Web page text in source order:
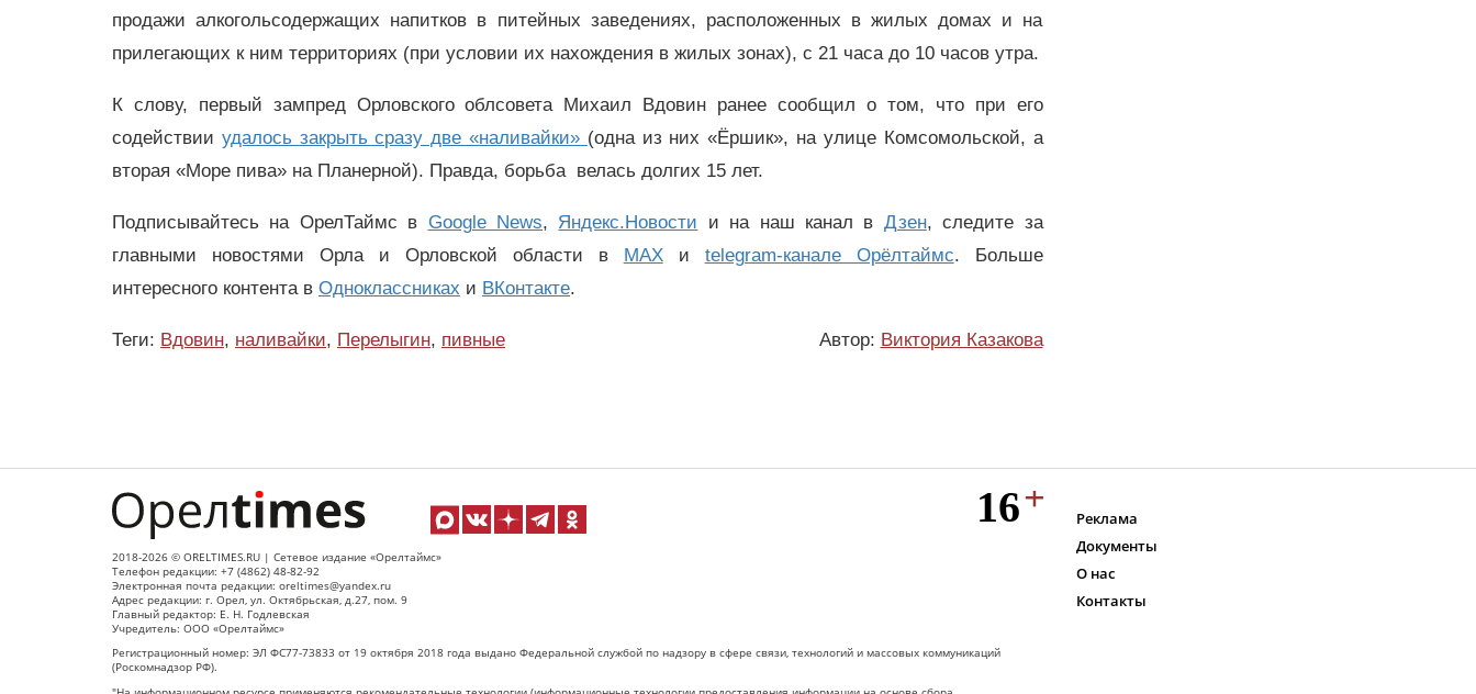
продажи алкогольсодержащих напитков в питейных заведениях, расположенных в жилых домах и на
прилегающих к ним территориях (при условии их нахождения в жилых зонах), с 21 часа до 10 часов утра.
К слову, первый зампред Орловского облсовета Михаил Вдовин ранее сообщил о том, что при его
содействии удалось закрыть сразу две «наливайки» (одна из них «Ёршик», на улице Комсомольской, а
вторая «Море пива» на Планерной). Правда, борьба велась долгих 15 лет.
Подписывайтесь на ОрелТаймс в Google News, Яндекс.Новости и на наш канал в Дзен, следите за
главными новостями Орла и Орловской области в MAXи telegram-канале Орёлтаймс. Больше
интересного контента в Одноклассниках и ВКонтакте.
Теги: Вдовин, наливайки, Перелыгин, пивные Автор: Виктория Казакова
2018-2026 © ORELTIMES.RU | Сетевое издание «Орелтаймс»
Телефон редакции: +7 (4862) 48-82-92
Электронная почта редакции: oreltimes@yandex.ru
Адрес редакции: г. Орел, ул. Октябрьская, д.27, пом. 9
Главный редактор: Е. Н. Годлевская
Учредитель: ООО «Орелтаймс»
Регистрационный номер: ЭЛ ФС77-73833 от 19 октября 2018 года выдано Федеральной службой по надзору в сфере связи, технологий и массовых коммуникаций
(Роскомнадзор РФ).
Реклама
Документы
О нас
Контакты